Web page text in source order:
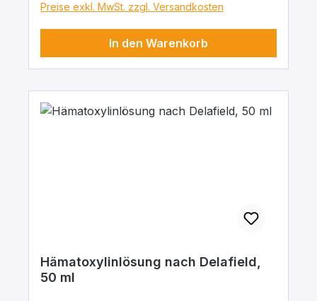
Preise exkl. MwSt. zzgl. Versandkosten
In den Warenkorb
Hämatoxylinlösung nach Delafield,
50 ml